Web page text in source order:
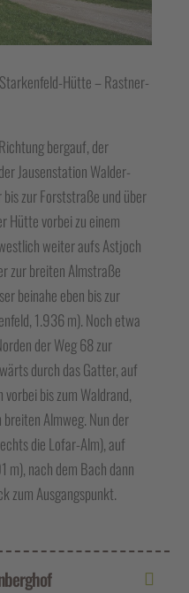
Hütte – Rastner-
bergauf, der
Jausenstation Walder-
zur Forststraße und über
Hütte vorbei zu einem
weiter aufs Astjoch
zur breiten Almstraße
beinahe eben bis zur
1.936 m). Noch etwa
der Weg 68 zur
durch das Gatter, auf
bis zum Waldrand,
Almweg. Nun der
die Lofar-Alm), auf
m), nach dem Bach dann
zum Ausgangspunkt.